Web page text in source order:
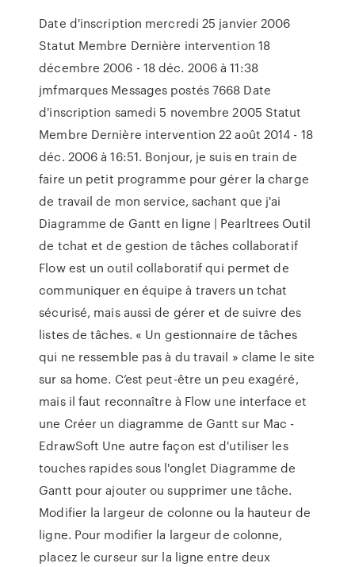
Date d'inscription mercredi 25 janvier 2006
Statut Membre Dernière intervention 18
décembre 2006 - 18 déc. 2006 à 11:38
jmfmarques Messages postés 7668 Date
d'inscription samedi 5 novembre 2005 Statut
Membre Dernière intervention 22 août 2014 - 18
déc. 2006 à 16:51. Bonjour, je suis en train de
faire un petit programme pour gérer la charge
de travail de mon service, sachant que j'ai
Diagramme de Gantt en ligne | Pearltrees Outil
de tchat et de gestion de tâches collaboratif
Flow est un outil collaboratif qui permet de
communiquer en équipe à travers un tchat
sécurisé, mais aussi de gérer et de suivre des
listes de tâches. « Un gestionnaire de tâches
qui ne ressemble pas à du travail » clame le site
sur sa home. C’est peut-être un peu exagéré,
mais il faut reconnaître à Flow une interface et
une Créer un diagramme de Gantt sur Mac -
EdrawSoft Une autre façon est d'utiliser les
touches rapides sous l'onglet Diagramme de
Gantt pour ajouter ou supprimer une tâche.
Modifier la largeur de colonne ou la hauteur de
ligne. Pour modifier la largeur de colonne,
placez le curseur sur la ligne entre deux